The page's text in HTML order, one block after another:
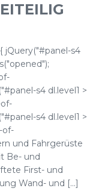
jQuery("#panel-s4
s4 dl.level1 >
s4 dl.level1 >
of-
und Fahrgerüste
Be- und
First- und
Wand- und [...]